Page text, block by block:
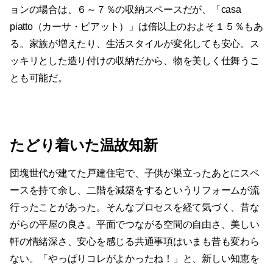
ョンの場合は、６～７％の収納スペースだが、「casa
piatto（カーサ・ピアット）」は倍以上のおよそ１５％もあ
る。家族が増えたり、生活スタイルが変化しても安心。ス
ッキリとした造り付けの収納だから、物を美しく仕舞うこ
とも可能だ。
たどり着いた温故知新
団塊世代が建てた戸建住宅で、子供が巣立ったあとにスペ
ースを持て余し、二階を減築をするというリフォームが流
行ったことがあった。そんなプロセスを経て気づく、昔な
がらの平屋の良さ。平面でつながる空間の自由さ、美しい
軒の情緒深さ、安心を感じる共通事項はいまも昔も変わら
ない。「やっぱりコレがよかったね！」と、新しい知恵を